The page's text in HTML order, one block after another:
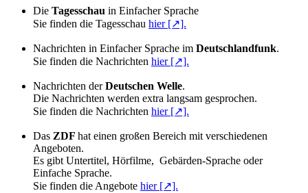
Die Tagesschau in Einfacher Sprache
Sie finden die Tagesschau hier [↗].
Nachrichten in Einfacher Sprache im Deutschlandfunk.
Sie finden die Nachrichten hier [↗].
Nachrichten derDeutschen Welle.
Die Nachrichten werden extra langsam gesprochen.
Sie finden die Nachrichten hier [↗].
Das ZDF hat einen großen Bereich mit verschiedenen
Angeboten.
Es gibt Untertitel, Hörfilme, Gebärden-Sprache oder
Einfache Sprache.
Sie finden die Angebote hier [↗].